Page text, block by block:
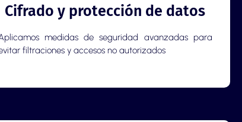
Cifrado y protección de datos
medidas de seguridad avanzadas para
filtraciones y accesos no autorizados